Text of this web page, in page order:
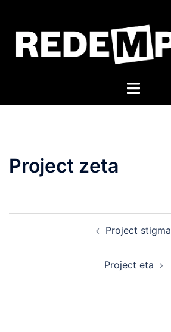
content
Toggle
Project zeta
Project stigma
Project eta